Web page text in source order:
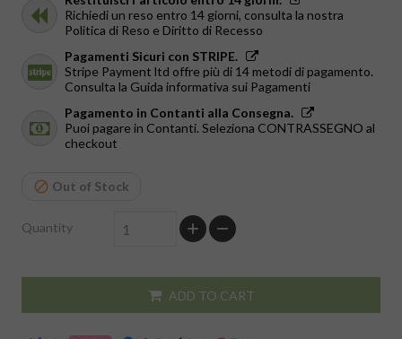
Richiedi un reso entro 14 giorni, consulta la nostra
Politica di Reso e Diritto di Recesso
Pagamenti Sicuri con STRIPE.
Stripe Payment ltd offre più di 14 metodi di pagamento.
Consulta la Guida informativa sui Pagamenti
Pagamento in Contanti alla Consegna.
Puoi pagare in Contanti. Seleziona CONTRASSEGNO al
checkout
Out of Stock
Quantity
ADD TO CART